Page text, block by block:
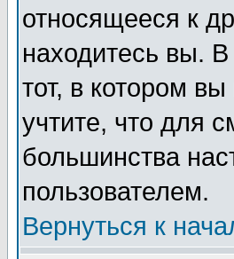
относящееся к
находитесь вы.
тот, в котором
учтите, что для
большинства
пользователем.
Вернуться к